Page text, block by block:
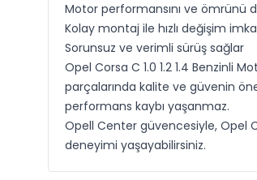
Motor performansını ve ömrünü
Kolay montaj ile hızlı değişim
Sorunsuz ve verimli sürüş sağlar
Opel Corsa C 1.0 1.2 1.4 Benzinli
parçalarında kalite ve güvenin
performans kaybı yaşanmaz.
Opell Center güvencesiyle, Opel
deneyimi yaşayabilirsiniz.